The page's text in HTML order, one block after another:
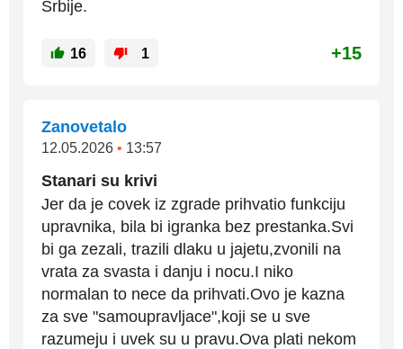
Srbije.
16 1 +15
Zanovetalo
12.05.2026 • 13:57
Stanari su krivi
Jer da je covek iz zgrade prihvatio funkciju
upravnika, bila bi igranka bez prestanka.Svi
bi ga zezali, trazili dlaku u jajetu,zvonili na
vrata za svasta i danju i nocu.I niko
normalan to nece da prihvati.Ovo je kazna
za sve "samoupravljace",koji se u sve
razumeju i uvek su u pravu.Ova plati nekom